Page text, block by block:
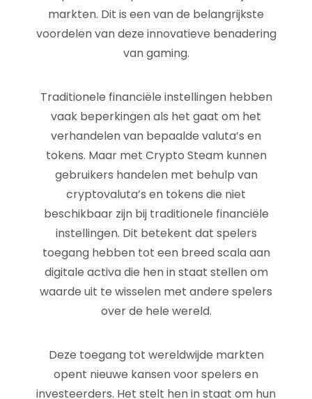
markten. Dit is een van de belangrijkste
voordelen van deze innovatieve benadering
van gaming.
Traditionele financiële instellingen hebben
vaak beperkingen als het gaat om het
verhandelen van bepaalde valuta’s en
tokens. Maar met Crypto Steam kunnen
gebruikers handelen met behulp van
cryptovaluta’s en tokens die niet
beschikbaar zijn bij traditionele financiële
instellingen. Dit betekent dat spelers
toegang hebben tot een breed scala aan
digitale activa die hen in staat stellen om
waarde uit te wisselen met andere spelers
over de hele wereld.
Deze toegang tot wereldwijde markten
opent nieuwe kansen voor spelers en
investeerders. Het stelt hen in staat om hun